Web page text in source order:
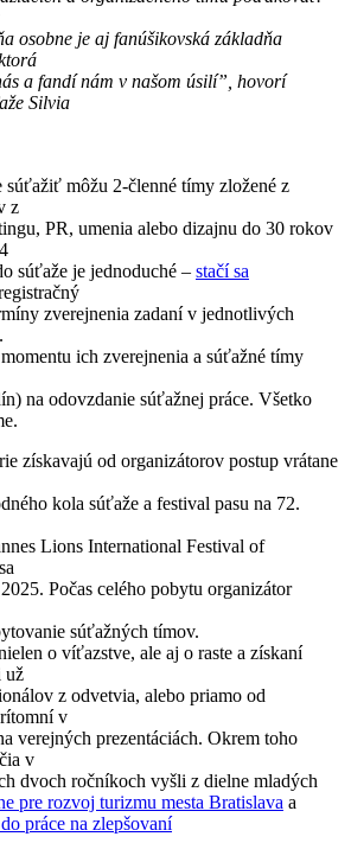
osobne je aj fanúšikovská základňa
a fandí nám v našom úsilí”, hovorí
Silvia
súťažiť môžu 2-členné tímy zložené z
z
PR, umenia alebo dizajnu do 30 rokov
súťaže je jednoduché – stačí sa
zverejnenia zadaní v jednotlivých
ich zverejnenia a súťažné tímy
na odovzdanie súťažnej práce. Všetko
získavajú od organizátorov postup vrátane
kola súťaže a festival pasu na 72.
Lions International Festival of
Počas celého pobytu organizátor
súťažných tímov.
o víťazstve, ale aj o raste a získaní
už
z odvetvia, alebo priamo od
v
verejných prezentáciách. Okrem toho
v
dvoch ročníkoch vyšli z dielne mladých
pre rozvoj turizmu mesta Bratislava a
práce na zlepšovaní